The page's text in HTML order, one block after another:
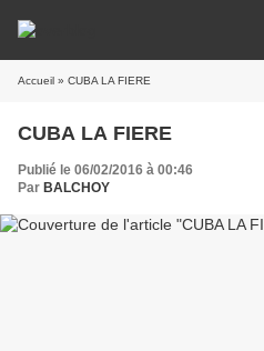
Accueil » CUBA LA FIERE
CUBA LA FIERE
Publié le 06/02/2016 à 00:46
Par BALCHOY